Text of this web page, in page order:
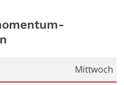
Mittwoch